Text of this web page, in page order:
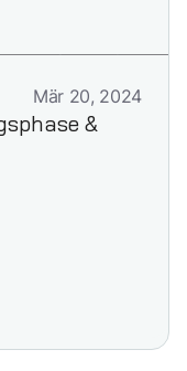
Mär 20, 2024
&